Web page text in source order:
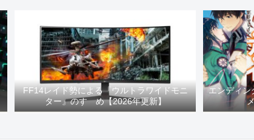
FF14レイド勢による『ウルトラワイドモニ
ター』のすゝめ【2026年更新】
エンディン